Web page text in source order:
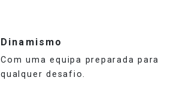
Dinamismo
Com uma equipa preparada para
qualquer desafio.